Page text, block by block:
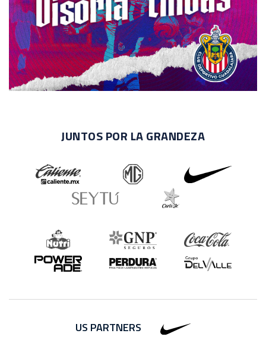
JUNTOS POR LA GRANDEZA
US PARTNERS